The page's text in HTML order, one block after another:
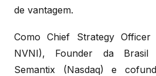
de vantagem.
Como Chief Strategy Officer
NVNI), Founder da Brasil
Semantix (Nasdaq) e